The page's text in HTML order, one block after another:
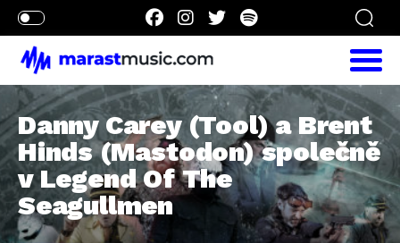
Danny Carey (Tool) a Brent
Hinds (Mastodon) společně
v Legend Of The
Seagullmen